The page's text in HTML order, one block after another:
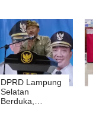
Idul Adha
DPRD Lampung
Selatan
Berduka,